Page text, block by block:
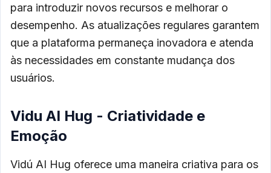
para introduzir novos recursos e melhorar o
desempenho. As atualizações regulares garantem
que a plataforma permaneça inovadora e atenda
às necessidades em constante mudança dos
usuários.
Vidu AI Hug - Criatividade e
Emoção
Vidú AI Hug oferece uma maneira criativa para os